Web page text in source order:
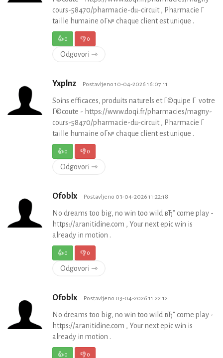
cours-58470/pharmacie-du-circuit , Pharmacie Г
taille humaine oГ№ chaque client est unique .
👍0 👎0
Odgovori ⇾
Yxplnz Postavljeno 10-04-2026 16:07:11
Soins efficaces, produits naturels et Г©quipe Г votre
Г©coute - https://www.doqi.fr/pharmacies/magny-
cours-58470/pharmacie-du-circuit , Pharmacie Г
taille humaine oГ№ chaque client est unique .
👍0 👎0
Odgovori ⇾
Ofoblx Postavljeno 03-04-2026 11:22:18
No dreams too big, no win too wild вЂ” come play -
https://aranitidine.com , Your next epic win is
already in motion .
👍0 👎0
Odgovori ⇾
Ofoblx Postavljeno 03-04-2026 11:22:12
No dreams too big, no win too wild вЂ” come play -
https://aranitidine.com , Your next epic win is
already in motion .
👍0 👎0